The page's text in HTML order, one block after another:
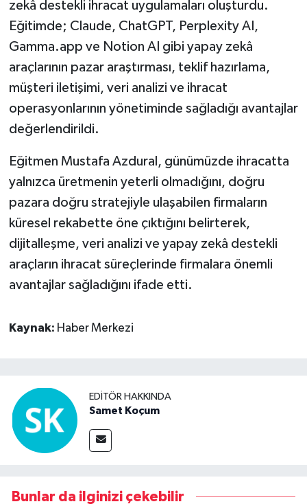
zekâ destekli ihracat uygulamaları oluşturdu.
Eğitimde; Claude, ChatGPT, Perplexity AI,
Gamma.app ve Notion AI gibi yapay zekâ
araçlarının pazar araştırması, teklif hazırlama,
müşteri iletişimi, veri analizi ve ihracat
operasyonlarının yönetiminde sağladığı avantajlar
değerlendirildi.
Eğitmen Mustafa Azdural, günümüzde ihracatta
yalnızca üretmenin yeterli olmadığını, doğru
pazara doğru stratejiyle ulaşabilen firmaların
küresel rekabette öne çıktığını belirterek,
dijitalleşme, veri analizi ve yapay zekâ destekli
araçların ihracat süreçlerinde firmalara önemli
avantajlar sağladığını ifade etti.
Kaynak: Haber Merkezi
EDITÖR HAKKINDA
Samet Koçum
Bunlar da ilginizi çekebilir